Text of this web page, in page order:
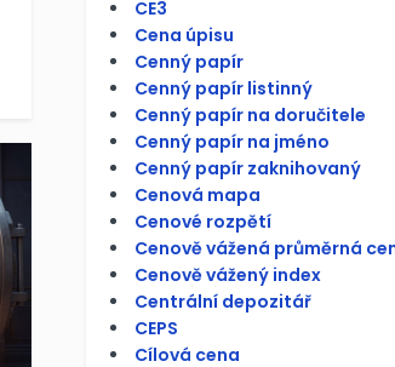
CE3
Cena úpisu
Cenný papír
Cenný papír listinný
Cenný papír na doručitele
Cenný papír na jméno
Cenný papír zaknihovaný
Cenová mapa
Cenové rozpětí
Cenově vážená průměrná
Cenově vážený index
Centrální depozitář
CEPS
Cílová cena